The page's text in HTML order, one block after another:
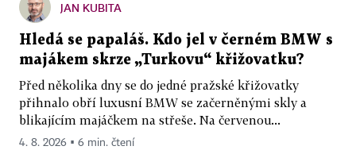
JAN KUBITA
Hledá se papaláš. Kdo jel v černém BMW s
majákem skrze „Turkovu“ křižovatku?
Před několika dny se do jedné pražské křižovatky
přihnalo obří luxusní BMW se začerněnými skly a
blikajícím majáčkem na střeše. Na červenou...
4. 8. 2026 ▪ 6 min. čtení